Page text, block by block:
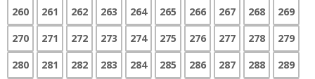
260 261 262 263 264 265 266 267 268
269
270
271 272 273 274 275 276 277 278
279
280
281 282 283 284 285 286 287 288
289